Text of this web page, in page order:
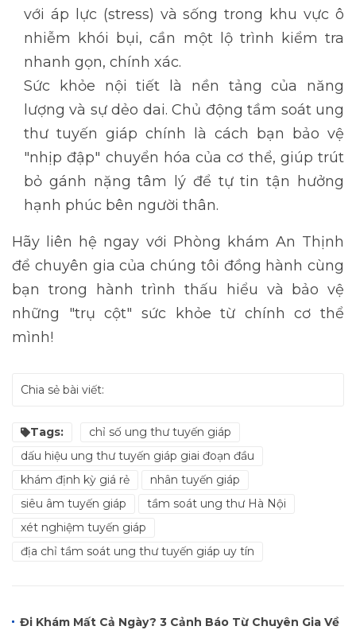
với áp lực (stress) và sống trong khu vực ô
nhiễm khói bụi, cần một lộ trình kiểm tra
nhanh gọn, chính xác.
Sức khỏe nội tiết là nền tảng của năng
lượng và sự dẻo dai. Chủ động tầm soát ung
thư tuyến giáp chính là cách bạn bảo vệ
"nhịp đập" chuyển hóa của cơ thể, giúp trút
bỏ gánh nặng tâm lý để tự tin tận hưởng
hạnh phúc bên người thân.
Hãy liên hệ ngay với Phòng khám An Thịnh
để chuyên gia của chúng tôi đồng hành cùng
bạn trong hành trình thấu hiểu và bảo vệ
những "trụ cột" sức khỏe từ chính cơ thể
mình!
Chia sẻ bài viết:
Tags:
chỉ số ung thư tuyến giáp
dấu hiệu ung thư tuyến giáp giai đoạn đầu
khám định kỳ giá rẻ
nhân tuyến giáp
siêu âm tuyến giáp
tầm soát ung thư Hà Nội
xét nghiệm tuyến giáp
địa chỉ tầm soát ung thư tuyến giáp uy tín
Đi Khám Mất Cả Ngày? 3 Cảnh Báo Từ Chuyên Gia Về